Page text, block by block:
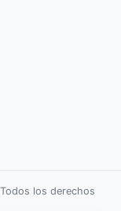
los derechos